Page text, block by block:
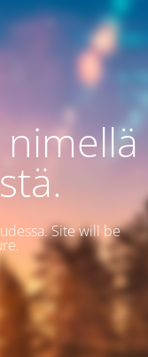
Site will be